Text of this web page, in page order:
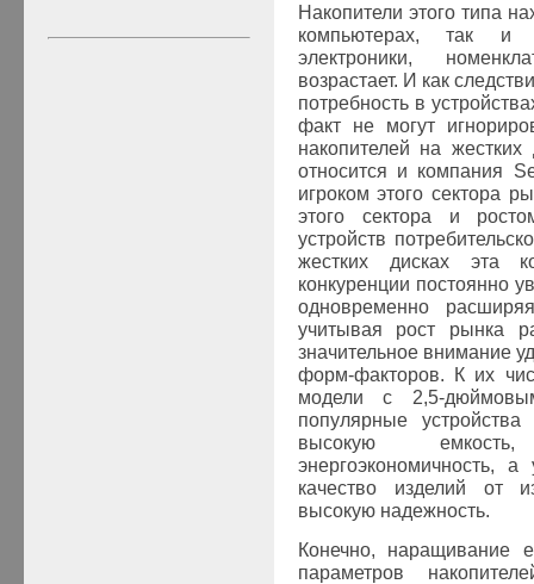
Накопители этого типа
компьютерах, так и
электроники,
возрастает. И как
потребность в
факт не могут
накопителей на жестких
относится и компания
игроком этого сектора
этого сектора и
устройств
жестких дисках эта
конкуренции постоянно
одновременно
учитывая рост рынка
значительное внимание
форм-факторов. К их
модели с 2,5-
популярные
высокую
энергоэкономичность,
качество изделий от
высокую надежность.
Конечно, наращивание
параметров